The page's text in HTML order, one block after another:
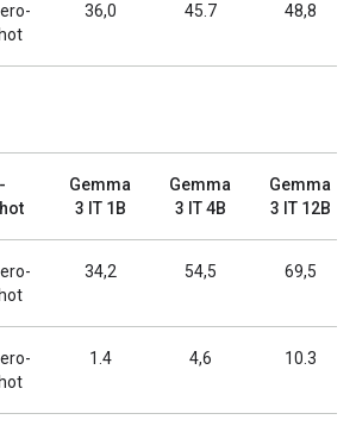
36,0 45.7 48,8
Gemma
3 IT 1B
Gemma
3 IT 4B
Gemma
3 IT 12B
34,2 54,5 69,5
1.4 4,6 10.3